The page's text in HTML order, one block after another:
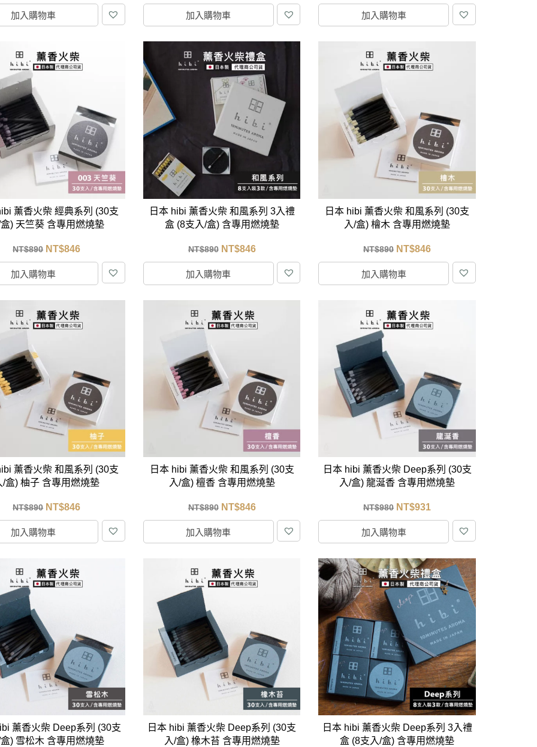
加入購物車 加入購物車 加入購物車
薰香火柴 經典系列 (30支
) 天竺葵 含專用燃燒墊
NT$890 NT$846
加入購物車
日本 hibi 薰香火柴 和風系列 3入禮
盒 (8支入/盒) 含專用燃燒墊
NT$890 NT$846
加入購物車
日本 hibi 薰香火柴 和風系列 (30支
入/盒) 檜木 含專用燃燒墊
NT$890 NT$846
加入購物車
薰香火柴 和風系列 (30支
/盒) 柚子 含專用燃燒墊
NT$890 NT$846
加入購物車
日本 hibi 薰香火柴 和風系列 (30支
入/盒) 檀香 含專用燃燒墊
NT$890 NT$846
加入購物車
日本 hibi 薰香火柴 Deep系列 (30支
入/盒) 龍涎香 含專用燃燒墊
NT$980 NT$931
加入購物車
薰香火柴 Deep系列 (30支
) 雪松木 含專用燃燒墊
日本 hibi 薰香火柴 Deep系列 (30支
入/盒) 橡木苔 含專用燃燒墊
日本 hibi 薰香火柴 Deep系列 3入禮
盒 (8支入/盒) 含專用燃燒墊